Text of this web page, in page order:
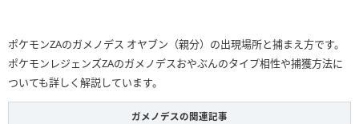
ポケモンZAのガメノデス オヤブン（親分）の出現場所と捕まえ方です。
ポケモンレジェンズZAのガメノデスおやぶんのタイプ相性や捕獲方法に
ついても詳しく解説しています。
ガメノデスの関連記事